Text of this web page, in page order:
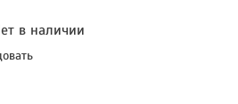
в наличии